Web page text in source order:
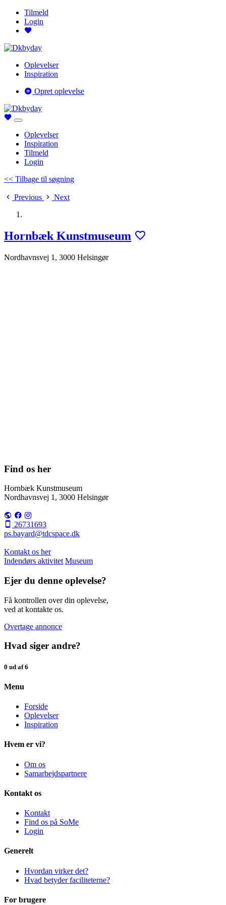
Tilmeld
Login
Oplevelser
Inspiration
Opret oplevelse
Oplevelser
Inspiration
Tilmeld
Login
<< Tilbage til søgning
Previous Next
Hornbæk Kunstmuseum
Nordhavnsvej 1, 3000 Helsingør
Find os her
Hornbæk Kunstmuseum
Nordhavnsvej 1, 3000 Helsingør
26731693
ps.bayard@tdcspace.dk
Kontakt os her
Indendørs aktivitet Museum
Ejer du denne oplevelse?
Få kontrollen over din oplevelse,
ved at kontakte os.
Overtage annonce
Hvad siger andre?
0 ud af 6
Menu
Forside
Oplevelser
Inspiration
Hvem er vi?
Om os
Samarbejdspartnere
Kontakt os
Kontakt
Find os på SoMe
Login
Generelt
Hvordan virker det?
Hvad betyder faciliteterne?
For brugere